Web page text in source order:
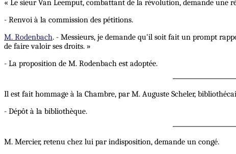
« Le sieur Van Leemput, combattant de la révolution, demande une
- Renvoi à la commission des pétitions.
M. Rodenbach. - Messieurs, je demande qu'il soit fait un prompt
de faire valoir ses droits. »
- La proposition de M. Rodenbach est adoptée.
Il est fait hommage à la Chambre, par M. Auguste Scheler,
- Dépôt à la bibliothèque.
M. Mercier, retenu chez lui par indisposition, demande un congé.